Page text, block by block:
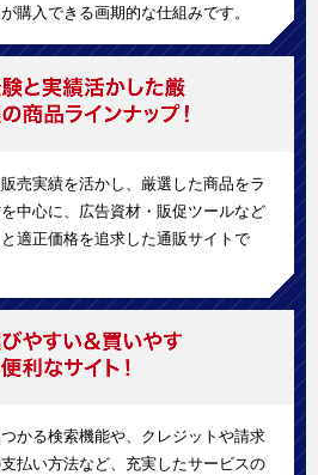
購入できる画期的な仕組みです。
売実績を活かし、厳選した商品をラ
中心に、広告資材・販促ツールなど
適正価格を追求した通販サイトで
かる検索機能や、クレジットや請求
払い方法など、充実したサービスの